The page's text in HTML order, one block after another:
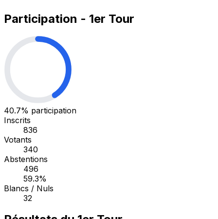
Participation - 1er Tour
40.7% participation
Inscrits
836
Votants
340
Abstentions
496
59.3%
Blancs / Nuls
32